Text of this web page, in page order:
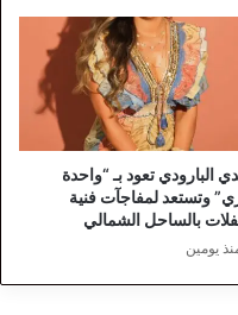
البارودي تعود بـ “واحدة
وتستعد لمفاجآت فنية
بالساحل الشمالي
يومين